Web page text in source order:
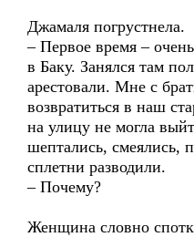
Джамаля погрустнела.
– Первое время –
в Баку. Занялся там
арестовали. Мне с
возвратиться в наш
на улицу не могла
шептались, смеялись,
сплетни разводили.
– Почему?
Женщина словно